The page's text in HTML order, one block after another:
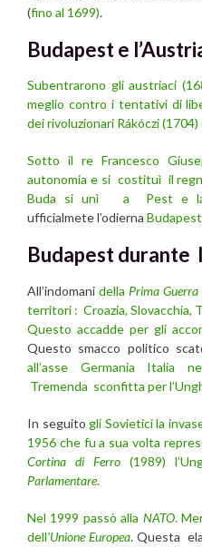
(fino al 1699).
Budapest e
Subentrarono gli austriaci
meglio contro i tentativi di
dei rivoluzionari Rákóczi
Sotto il re Francesco
autonomia e si costituì il
Buda si unì a Pest e la
ufficialmete l’odierna Budapest
Budapest durante
All’indomanidella Prima
territori : Croazia, Slovacchia,
Questo accadde per gli
Questo smacco politico
all’asse Germania Italia
Tremenda sconfitta per
In seguito gli Sovietici la
1956 che fu a sua volta
Cortina di Ferro (1989)
Parlamentare.
Nel 1999 passò alla NATO.
dell’Unione Europea. Questa